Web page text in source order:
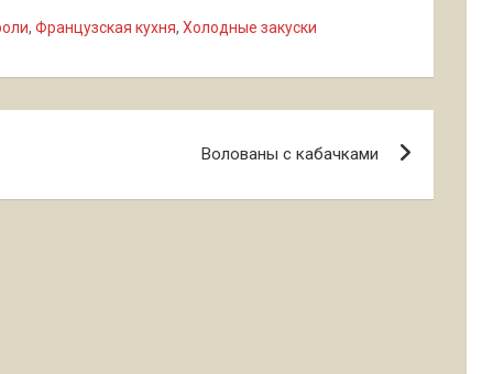
, Французская кухня, Холодные закуски
Волованы с кабачками